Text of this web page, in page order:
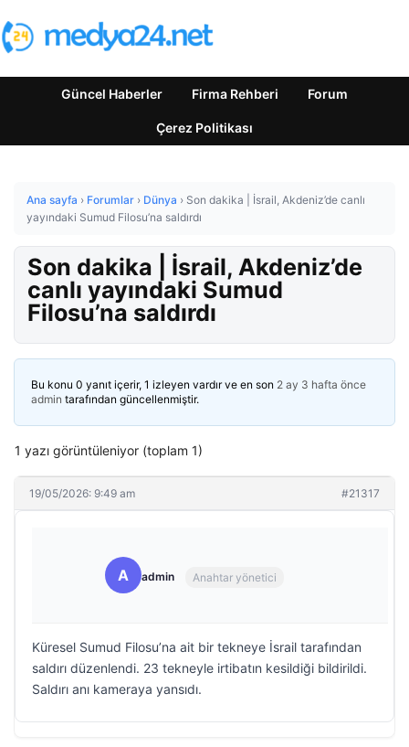
Güncel Haberler Firma Rehberi Forum
Çerez Politikası
Ana sayfa › Forumlar › Dünya › Son dakika | İsrail, Akdeniz’de canlı
yayındaki Sumud Filosu’na saldırdı
Son dakika | İsrail, Akdeniz’de
canlı yayındaki Sumud
Filosu’na saldırdı
Bu konu 0 yanıt içerir, 1 izleyen vardır ve en son 2 ay 3 hafta önce
admin tarafından güncellenmiştir.
1 yazı görüntüleniyor (toplam 1)
19/05/2026: 9:49 am #21317
A admin Anahtar yönetici
Küresel Sumud Filosu’na ait bir tekneye İsrail tarafından
saldırı düzenlendi. 23 tekneyle irtibatın kesildiği bildirildi.
Saldırı anı kameraya yansıdı.